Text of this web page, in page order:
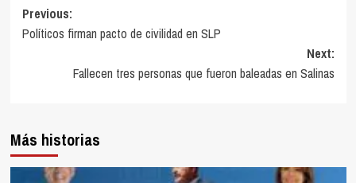
Previous:
Políticos firman pacto de civilidad en SLP
Next:
Fallecen tres personas que fueron baleadas en Salinas
Más historias